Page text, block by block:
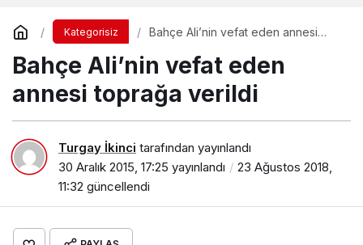
Kategorisiz
Bahçe Ali’nin vefat eden annesi
Bahçe Ali’nin vefat eden
annesi toprağa verildi
Turgay İkinci tarafından yayınlandı
30 Aralık 2015, 17:25 yayınlandı
23 Ağustos 2018,
11:32 güncellendi